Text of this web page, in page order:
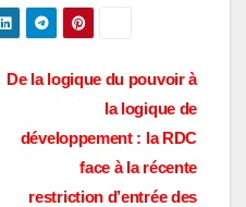
De la logique du pouvoir à
la logique de
développement : la RDC
face à la récente
restriction d’entrée des